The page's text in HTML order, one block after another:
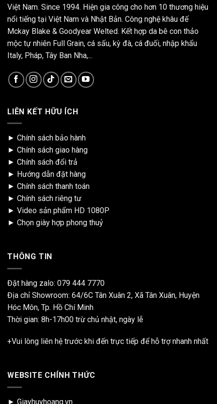
Việt Nam. Since 1994. Hiện gia công cho hơn 10 thương hiệu
nổi tiếng tại Việt Nam và Nhật Bản. Công nghệ khâu đế
Mckay Blake & Goodyear Welted. Kết hợp da bê con thảo
mộc tự nhiên Full Grain, cá sấu, kỳ đà, cá đuối, nhập khẩu
Italy, Pháp, Tây Ban Nha,...
LIÊN KẾT HỮU ÍCH
► Chính sách bảo hành
► Chính sách giao hàng
► Chính sách đổi trả
► Hướng dẫn đặt hàng
► Chính sách thanh toán
► Chính sách riêng tư
► Video sản phẩm HD 1080P
► Chọn giày hợp phong thuỷ
THÔNG TIN
Đặt hàng zalo: 079 444 7770
Địa chỉ Showroom: 64/6C Tân Xuân 2, Xã Tân Xuân, Huyện
Hóc Môn, Tp. Hồ Chí Minh
Thời gian: 8h-17h00 trừ chủ nhật, ngày lễ
+Vui lòng liên hệ trước khi đến trực tiếp để hỗ trợ nhanh nhất
WEBSITE CHÍNH THỨC
► Giayhuyhoang.vn